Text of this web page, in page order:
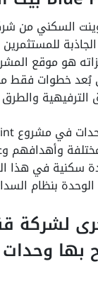
السكني من
هو موقع
بُعد خطوات فقط
الترفيهية
وأهدافهم
سكنية في هذا
بنظام
لشركة
بها